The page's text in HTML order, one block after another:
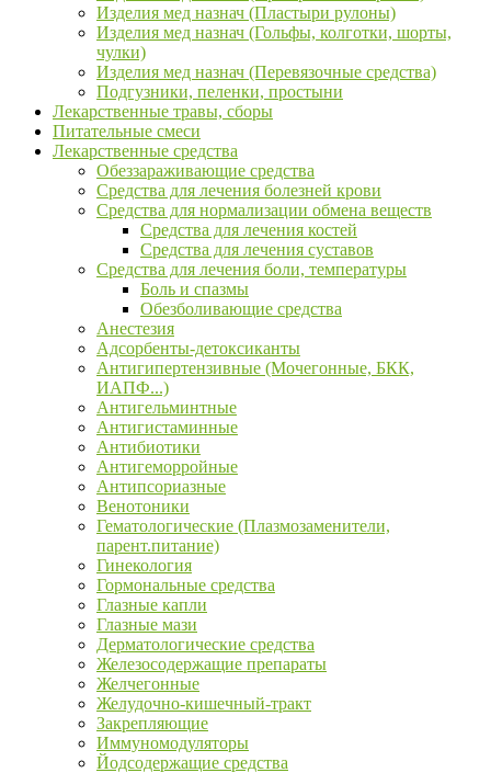
Изделия мед назнач (Пластыри рулоны)
Изделия мед назнач (Гольфы, колготки, шорты,
чулки)
Изделия мед назнач (Перевязочные средства)
Подгузники, пеленки, простыни
Лекарственные травы, сборы
Питательные смеси
Лекарственные средства
Обеззараживающие средства
Средства для лечения болезней крови
Средства для нормализации обмена веществ
Средства для лечения костей
Средства для лечения суставов
Средства для лечения боли, температуры
Боль и спазмы
Обезболивающие средства
Анестезия
Адсорбенты-детоксиканты
Антигипертензивные (Мочегонные, БКК,
ИАПФ...)
Антигельминтные
Антигистаминные
Антибиотики
Антигеморройные
Антипсориазные
Венотоники
Гематологические (Плазмозаменители,
парент.питание)
Гинекология
Гормональные средства
Глазные капли
Глазные мази
Дерматологические средства
Железосодержащие препараты
Желчегонные
Желудочно-кишечный-тракт
Закрепляющие
Иммуномодуляторы
Йодсодержащие средства